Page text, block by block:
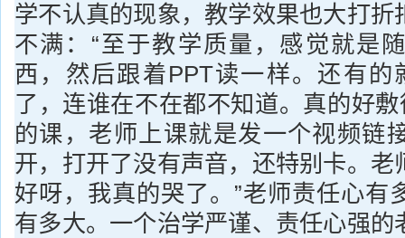
学不认真的现象，教学效果也大打折
不满：“至于教学质量，感觉就是
西，然后跟着PPT读一样。还有的
了，连谁在不在都不知道。真的好敷
的课，老师上课就是发一个视频链
开，打开了没有声音，还特别卡。老
好呀，我真的哭了。”老师责任心有
有多大。一个治学严谨、责任心强的